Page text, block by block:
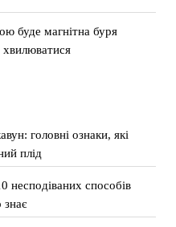
буде магнітна буря
хвилюватися
головні ознаки, які
плід
несподіваних способів
знає